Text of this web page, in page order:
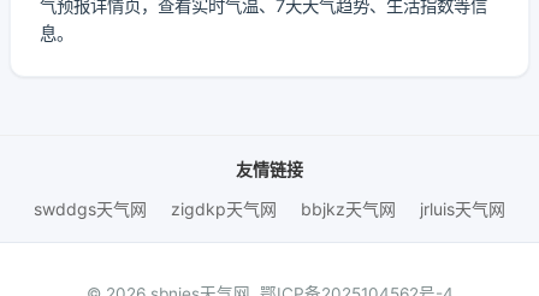
气预报详情页，查看实时气温、7天天气趋势、生活指数等信
息。
友情链接
swddgs天气网
zigdkp天气网 bbjkz天气网 jrluis天气网